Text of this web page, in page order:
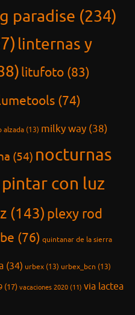
paradise (234)
linternas y
litufoto (83)
(74)
alzada (13) milky way (38)
(54) nocturnas
pintar con luz
(143) plexy rod
(76) quintanar de la sierra
(34) urbex (13) urbex_bcn (13)
(17) vacaciones 2020 (11) via lactea